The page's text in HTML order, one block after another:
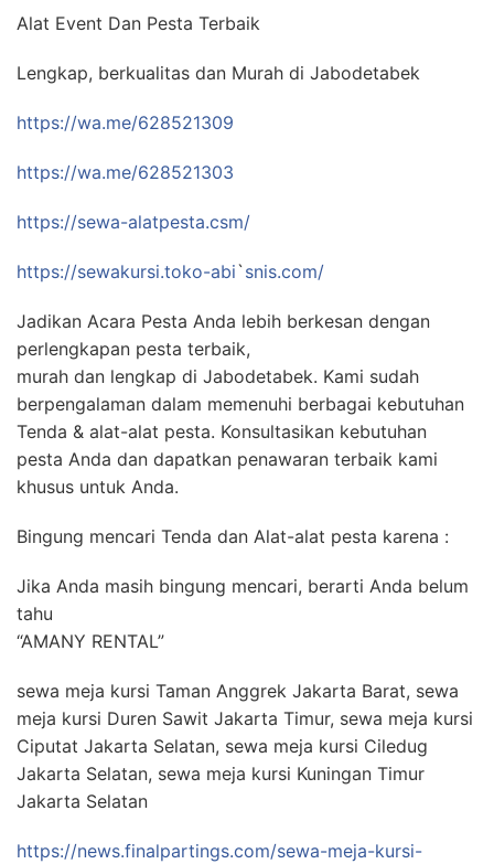
Alat Event Dan Pesta Terbaik
Lengkap, berkualitas dan Murah di Jabodetabek
https://wa.me/628521309
https://wa.me/628521303
https://sewa-alatpesta.csm/
https://sewakursi.toko-abi`snis.com/
Jadikan Acara Pesta Anda lebih berkesan dengan
perlengkapan pesta terbaik,
murah dan lengkap di Jabodetabek. Kami sudah
berpengalaman dalam memenuhi berbagai kebutuhan
Tenda & alat-alat pesta. Konsultasikan kebutuhan
pesta Anda dan dapatkan penawaran terbaik kami
khusus untuk Anda.
Bingung mencari Tenda dan Alat-alat pesta karena :
Jika Anda masih bingung mencari, berarti Anda belum
tahu
“AMANY RENTAL”
sewa meja kursi Taman Anggrek Jakarta Barat, sewa
meja kursi Duren Sawit Jakarta Timur, sewa meja kursi
Ciputat Jakarta Selatan, sewa meja kursi Ciledug
Jakarta Selatan, sewa meja kursi Kuningan Timur
Jakarta Selatan
https://news.finalpartings.com/sewa-meja-kursi-